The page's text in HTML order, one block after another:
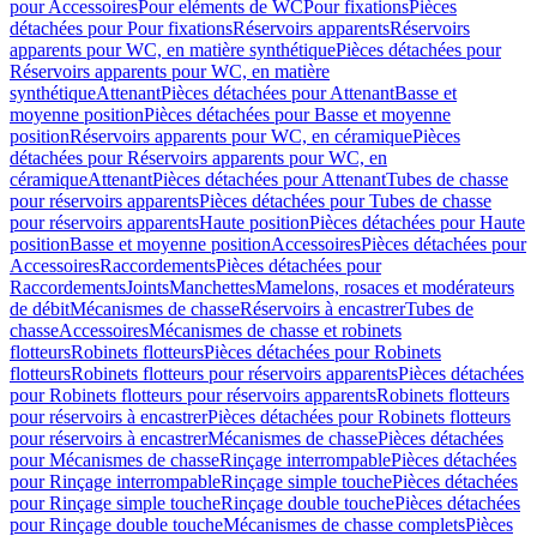
pour AccessoiresPour eléments de WCPour fixationsPièces
détachées pour Pour fixationsRéservoirs apparentsRéservoirs
apparents pour WC, en matière synthétiquePièces détachées pour
Réservoirs apparents pour WC, en matière
synthétiqueAttenantPièces détachées pour AttenantBasse et
moyenne positionPièces détachées pour Basse et moyenne
positionRéservoirs apparents pour WC, en céramiquePièces
détachées pour Réservoirs apparents pour WC, en
céramiqueAttenantPièces détachées pour AttenantTubes de chasse
pour réservoirs apparentsPièces détachées pour Tubes de chasse
pour réservoirs apparentsHaute positionPièces détachées pour Haute
positionBasse et moyenne positionAccessoiresPièces détachées pour
AccessoiresRaccordementsPièces détachées pour
RaccordementsJointsManchettesMamelons, rosaces et modérateurs
de débitMécanismes de chasseRéservoirs à encastrerTubes de
chasseAccessoiresMécanismes de chasse et robinets
flotteursRobinets flotteursPièces détachées pour Robinets
flotteursRobinets flotteurs pour réservoirs apparentsPièces détachées
pour Robinets flotteurs pour réservoirs apparentsRobinets flotteurs
pour réservoirs à encastrerPièces détachées pour Robinets flotteurs
pour réservoirs à encastrerMécanismes de chassePièces détachées
pour Mécanismes de chasseRinçage interrompablePièces détachées
pour Rinçage interrompableRinçage simple touchePièces détachées
pour Rinçage simple toucheRinçage double touchePièces détachées
pour Rinçage double toucheMécanismes de chasse completsPièces